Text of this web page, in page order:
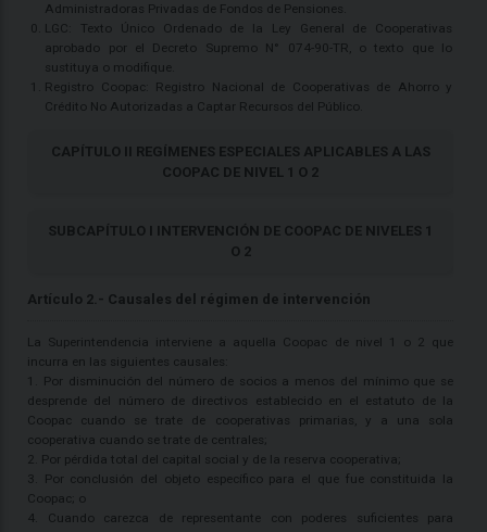
Administradoras Privadas de Fondos de Pensiones.
LGC: Texto Único Ordenado de la Ley General de Cooperativas
aprobado por el Decreto Supremo N° 074-90-TR, o texto que lo
sustituya o modifique.
Registro Coopac: Registro Nacional de Cooperativas de Ahorro y
Crédito No Autorizadas a Captar Recursos del Público.
CAPÍTULO II REGÍMENES ESPECIALES APLICABLES A LAS
COOPAC DE NIVEL 1 O 2
SUBCAPÍTULO I INTERVENCIÓN DE COOPAC DE NIVELES 1
O 2
Artículo 2.- Causales del régimen de intervención
La Superintendencia interviene a aquella Coopac de nivel 1 o 2 que
incurra en las siguientes causales:
1. Por disminución del número de socios a menos del mínimo que se
desprende del número de directivos establecido en el estatuto de la
Coopac cuando se trate de cooperativas primarias, y a una sola
cooperativa cuando se trate de centrales;
2. Por pérdida total del capital social y de la reserva cooperativa;
3. Por conclusión del objeto específico para el que fue constituida la
Coopac; o
4. Cuando carezca de representante con poderes suficientes para